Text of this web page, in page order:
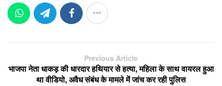
Previous Article
भाजपा नेता धाकड़ की धारदार हथियार से हत्या, महिला के साथ वायरल हुआ
था वीडियो, अवैध संबंध के मामले में जांच कर रही पुलिस